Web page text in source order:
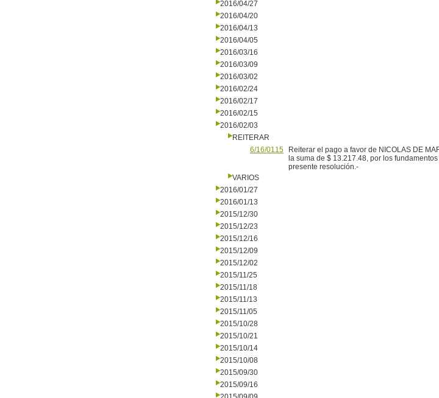
2016/04/27
2016/04/20
2016/04/13
2016/04/05
2016/03/16
2016/03/09
2016/03/02
2016/02/24
2016/02/17
2016/02/15
2016/02/03
REITERAR
6/16/0115
Reiterar el pago a favor de NICOLAS DE
la suma de $ 13.217.48, por los
presente resolución.-
VARIOS
2016/01/27
2016/01/13
2015/12/30
2015/12/23
2015/12/16
2015/12/09
2015/12/02
2015/11/25
2015/11/18
2015/11/13
2015/11/05
2015/10/28
2015/10/21
2015/10/14
2015/10/08
2015/09/30
2015/09/16